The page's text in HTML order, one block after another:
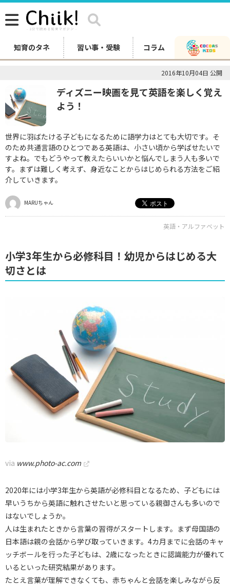
知育のタネ 習い事・受験 コラム
2016年10月04日 公開
ディズニー映画を見て英語を楽しく覚え
よう！
世界に羽ばたける子どもになるために語学力はとても大切です。そ
のため共通言語のひとつである英語は、小さい頃から学ばせたいで
すよね。でもどうやって教えたらいいかと悩んでしまう人も多いで
す。まずは難しく考えず、身近なことからはじめられる方法をご紹
介していきます。
MARUちゃん
英語・アルファベット
小学3年生から必修科目！幼児からはじめる大
切さとは
via www.photo-ac.com
2020年には小学3年生から英語が必修科目となるため、子どもには
早いうちから英語に触れさせたいと思っている親御さんも多いので
はないでしょうか。
人は生まれたときから言葉の習得がスタートします。まず母国語の
日本語は親の会話から学び取っていきます。4カ月までに会話のキャ
ッチボールを行った子どもは、2歳になったときに認識能力が優れて
いるといった研究結果があります。
たとえ言葉が理解できなくても、赤ちゃんと会話を楽しみながら反